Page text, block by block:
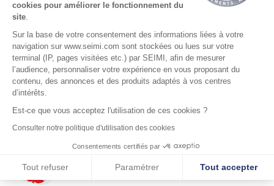
SEIMI, UNE ENTREPRISE CERTIFIÉE, ENGAGÉE ET
LABELLISÉE
© 2024 SEIMI - Tous droits réservés
cookies pour améliorer le fonctionnement du
site.
Sur la base de votre consentement des informations liées à votre
navigation sur www.seimi.com sont stockées ou lues sur votre
terminal (IP, pages visitées etc.) par SEIMI, afin de mesurer
l’audience, personnaliser votre expérience en vous proposant du
contenu, des annonces et des produits adaptés à vos centres
d’intérêts.
Est-ce que vous acceptez l'utilisation de ces cookies ?
Consulter notre politique d'utilisation des cookies
Consentements certifiés par
Tout refuser Paramétrer Tout accepter